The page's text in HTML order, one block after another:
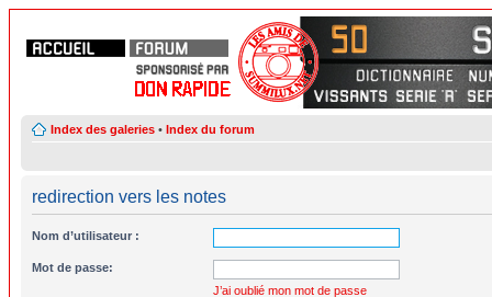
Index des galeries • Index du forum
redirection vers les notes
Nom d’utilisateur :
Mot de passe:
J’ai oublié mon mot de passe